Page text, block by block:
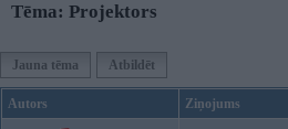
Tēma: Projektors
Jauna tēma Atbildēt
Autors Ziņojums